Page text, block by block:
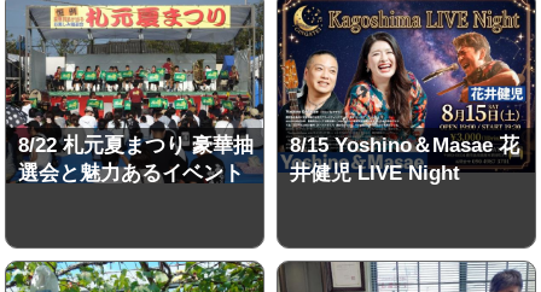
8/22 札元夏まつり 豪華抽
選会と魅力あるイベント
8/15 Yoshino＆Masae 花
井健児 LIVE Night